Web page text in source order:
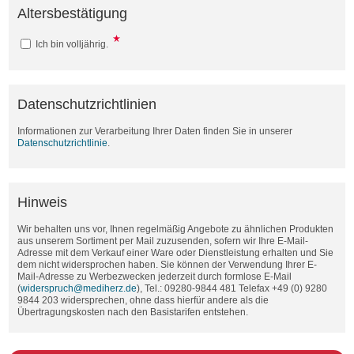
Altersbestätigung
Ich bin volljährig.
Datenschutzrichtlinien
Informationen zur Verarbeitung Ihrer Daten finden Sie in unserer
Datenschutzrichtlinie
Hinweis
Wir behalten uns vor, Ihnen regelmäßig Angebote zu ähnlichen Produkten
aus unserem Sortiment per Mail zuzusenden, sofern wir Ihre E-Mail-
Adresse mit dem Verkauf einer Ware oder Dienstleistung erhalten und Sie
dem nicht widersprochen haben. Sie können der Verwendung Ihrer E-
Mail-Adresse zu Werbezwecken jederzeit durch formlose E-Mail
(widerspruch@mediherz.de), Tel.: 09280-9844 481 Telefax +49 (0) 9280
9844 203 widersprechen, ohne dass hierfür andere als die
Übertragungskosten nach den Basistarifen entstehen.